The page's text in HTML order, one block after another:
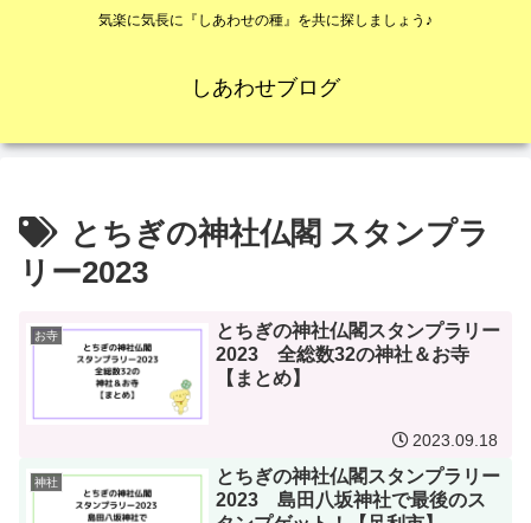
気楽に気長に『しあわせの種』を共に探しましょう♪
しあわせブログ
とちぎの神社仏閣 スタンプラ
リー2023
お寺
とちぎの神社仏閣スタンプラリー
2023 全総数32の神社＆お寺
【まとめ】
2023.09.18
神社
とちぎの神社仏閣スタンプラリー
2023 島田八坂神社で最後のス